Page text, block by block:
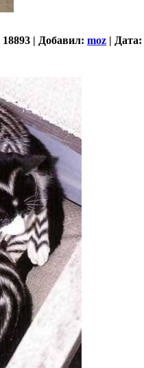
18893 | Добавил: moz | Дата: